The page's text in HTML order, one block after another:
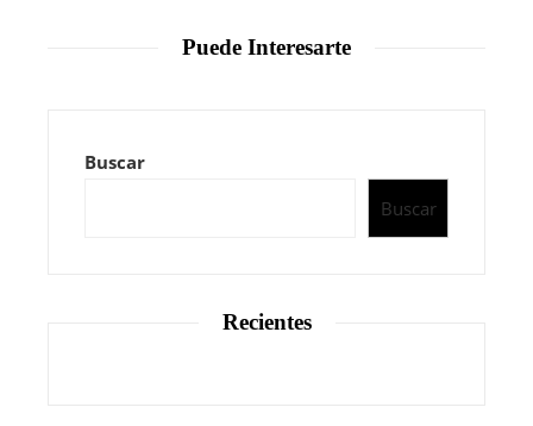
Puede Interesarte
Buscar
Buscar
Recientes